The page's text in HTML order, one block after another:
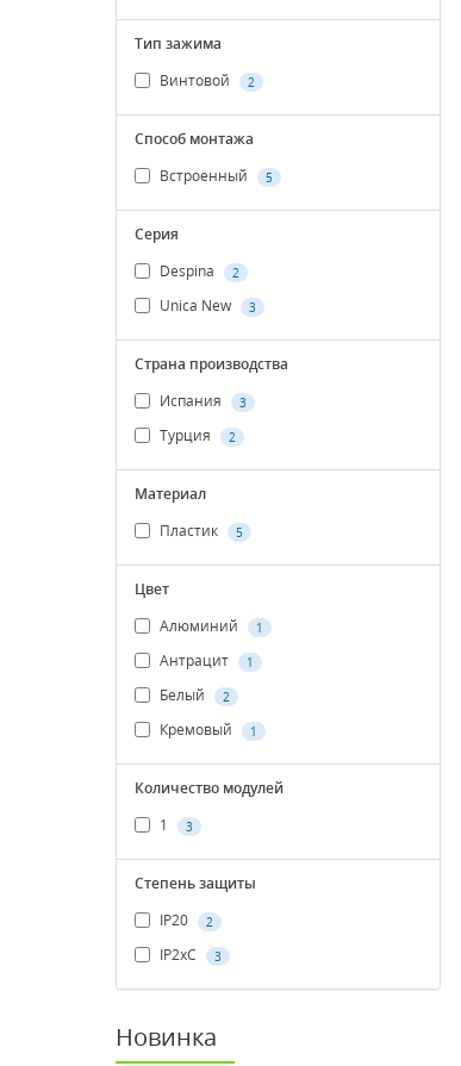
Тип зажима
Винтовой
2
Способ монтажа
Встроенный
5
Серия
Despina
2
Unica New 3
Страна производства
Испания
3
Турция 2
Материал
Пластик
5
Цвет
Алюминий
1
Антрацит 1
Белый 2
Кремовый 1
Количество модулей
1
3
Степень защиты
IP20
2
IP2xC 3
Новинка